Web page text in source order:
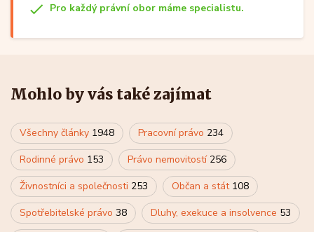
Pro každý právní obor máme specialistu.
Mohlo by vás také zajímat
Všechny články 1948 Pracovní právo 234
Rodinné právo 153 Právo nemovitostí 256
Živnostníci a společnosti 253 Občan a stát 108
Spotřebitelské právo 38 Dluhy, exekuce a insolvence 53